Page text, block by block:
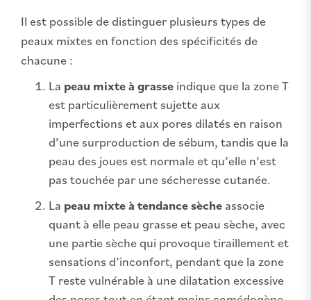
Il est possible de distinguer plusieurs types de
peaux mixtes en fonction des spécificités de
chacune :
La peau mixte à grasse indique que la zone T
est particulièrement sujette aux
imperfections et aux pores dilatés en raison
d’une surproduction de sébum, tandis que la
peau des joues est normale et qu’elle n’est
pas touchée par une sécheresse cutanée.
La peau mixte à tendance sèche associe
quant à elle peau grasse et peau sèche, avec
une partie sèche qui provoque tiraillement et
sensations d’inconfort, pendant que la zone
T reste vulnérable à une dilatation excessive